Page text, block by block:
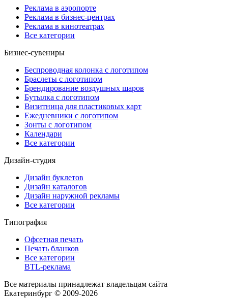
Реклама в аэропорте
Реклама в бизнес-центрах
Реклама в кинотеатрах
Все категории
Бизнес-сувениры
Беспроводная колонка с логотипом
Браслеты с логотипом
Брендирование воздушных шаров
Бутылка с логотипом
Визитница для пластиковых карт
Ежедневники с логотипом
Зонты с логотипом
Календари
Все категории
Дизайн-студия
Дизайн буклетов
Дизайн каталогов
Дизайн наружной рекламы
Все категории
Типография
Офсетная печать
Печать бланков
Все категории
BTL-реклама
Все материалы принадлежат владельцам сайта
Екатеринбург © 2009-2026